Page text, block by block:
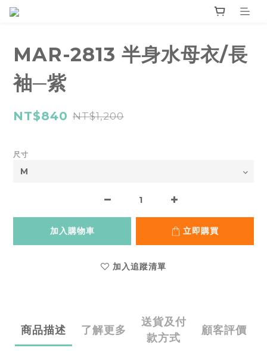
MAR-2813 半身水母衣/長
袖─紫
NT$840 NT$1,200
尺寸
加入購物車 立即購買
加入追蹤清單
商品描述 了解更多
送貨及付
款方式
顧客評價